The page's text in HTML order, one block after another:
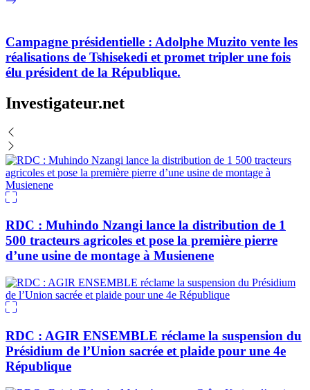
Campagne présidentielle : Adolphe Muzito vente les
réalisations de Tshisekedi et promet tripler une fois
élu président de la République.
Investigateur.net
RDC : Muhindo Nzangi lance la distribution de 1
500 tracteurs agricoles et pose la première pierre
d’une usine de montage à Musienene
RDC : AGIR ENSEMBLE réclame la suspension du
Présidium de l’Union sacrée et plaide pour une 4e
République